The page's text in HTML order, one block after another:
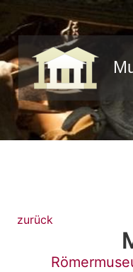
zurück